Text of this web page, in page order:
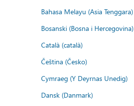
Bahasa Melayu (Asia Tenggara)
Bosanski (Bosna i Hercegovina)
Català (català)
Čeština (Česko)
Cymraeg (Y Deyrnas Unedig)
Dansk (Danmark)